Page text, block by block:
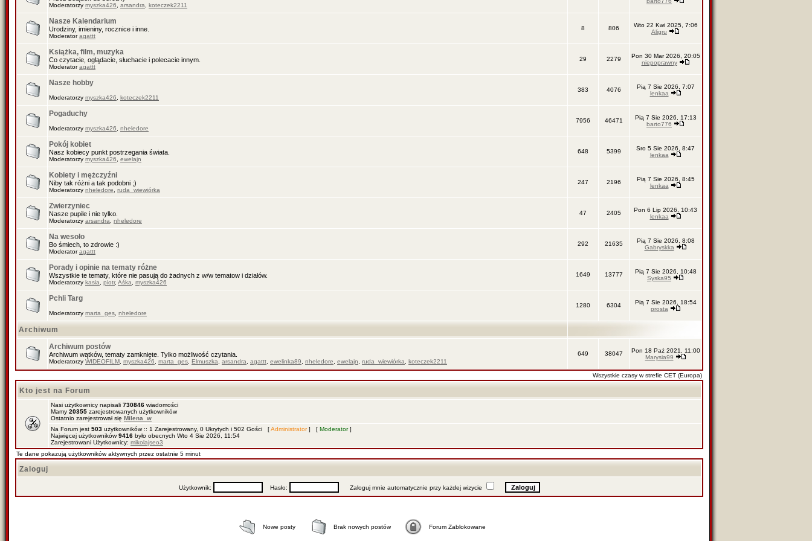
Moderatorzy myszka426 arsandra koteczek2211
Nasze Kalendarium
Urodziny, imieniny, rocznice i inne.
Moderatoragattt
8 806
Wto 22 Kwi 2025, 7:06
Aligru
Książka, film, muzyka
Co czytacie, oglądacie, słuchacie i polecacie innym.
Moderatoragattt
29 2279
Pon 30 Mar 2026, 20:05
niepoprawny
Nasze hobby
Moderatorzy myszka426 koteczek2211
383 4076
Pią 7 Sie 2026, 7:07
lenkaa
Pogaduchy
Moderatorzy myszka426 nheledore
7956 46471
Pią 7 Sie 2026, 17:13
barto776
Pokój kobiet
Nasz kobiecy punkt postrzegania świata.
Moderatorzy myszka426 ewelajn
648 5399
Sro 5 Sie 2026, 8:47
lenkaa
Kobiety i mężczyźni
Niby tak różni a tak podobni ;)
Moderatorzy nheledore ruda_wiewiórka
247 2196
Pią 7 Sie 2026, 8:45
lenkaa
Zwierzyniec
Nasze pupile i nie tylko.
Moderatorzy arsandra nheledore
47 2405
Pon 6 Lip 2026, 10:43
lenkaa
Na wesoło
Bo śmiech, to zdrowie :)
Moderatoragattt
292 21635
Pią 7 Sie 2026, 8:08
Gabryskka
Porady i opinie na tematy różne
Wszystkie te tematy, które nie pasują do żadnych z w/w tematow i działów.
Moderatorzy kasia piotr, Aśka myszka426
1649 13777
Pią 7 Sie 2026, 10:48
Syska95
Pchli Targ
Moderatorzy marta_ges nheledore
1280 6304
Pią 7 Sie 2026, 18:54
prosta
Archiwum
Archiwum postów
Archiwum wątków, tematy zamknięte. Tylko możliwość czytania.
Moderatorzy WIDEOFILM myszka426 marta_ges Elmuszka arsandra agattt ewelinka89 nheledore ewelajn ruda_wiewiórka koteczek2211
649 38047
Pon 18 Paź 2021, 11:00
Marysia99
Wszystkie czasy w strefie CET (Europa)
Kto jest na Forum
Nasi użytkownicy napisali 730846 wiadomości
Mamy 20355 zarejestrowanych użytkowników
Ostatnio zarejestrował się Milena_w
Na Forum jest 503 użytkowników :: 1 Zarejestrowany, 0 Ukrytych i 502 Gości [Administrator] [ Moderator]
Najwięcej użytkowników9416 było obecnych Wto 4 Sie 2026, 11:54
Zarejestrowani Użytkownicy: mikolajseo3
Te dane pokazują użytkowników aktywnych przez ostatnie 5 minut
Zaloguj
Użytkownik: Hasło: Zaloguj mnie automatycznie przy każdej wizycie
Nowe posty Brak nowych postów Forum Zablokowane